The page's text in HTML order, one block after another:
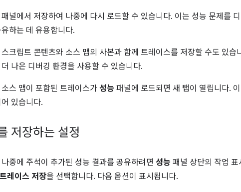
패널에서 저장하여 나중에 다시 로드할 수 있습니다. 이는 성능 문제를
하는 데 유용합니다.
크립트 콘텐츠와 소스 맵의 사본과 함께 트레이스를 저장할 수도 있습
나은 디버깅 환경을 사용할 수 있습니다.
스 맵이 포함된 트레이스가성능 패널에 로드되면 새 탭이 열립니다.
있습니다.
저장하는 설정
중에 주석이 추가된 성능 결과를 공유하려면 성능 패널 상단의 작업 표
트레이스 저장을 선택합니다. 다음 옵션이 표시됩니다.